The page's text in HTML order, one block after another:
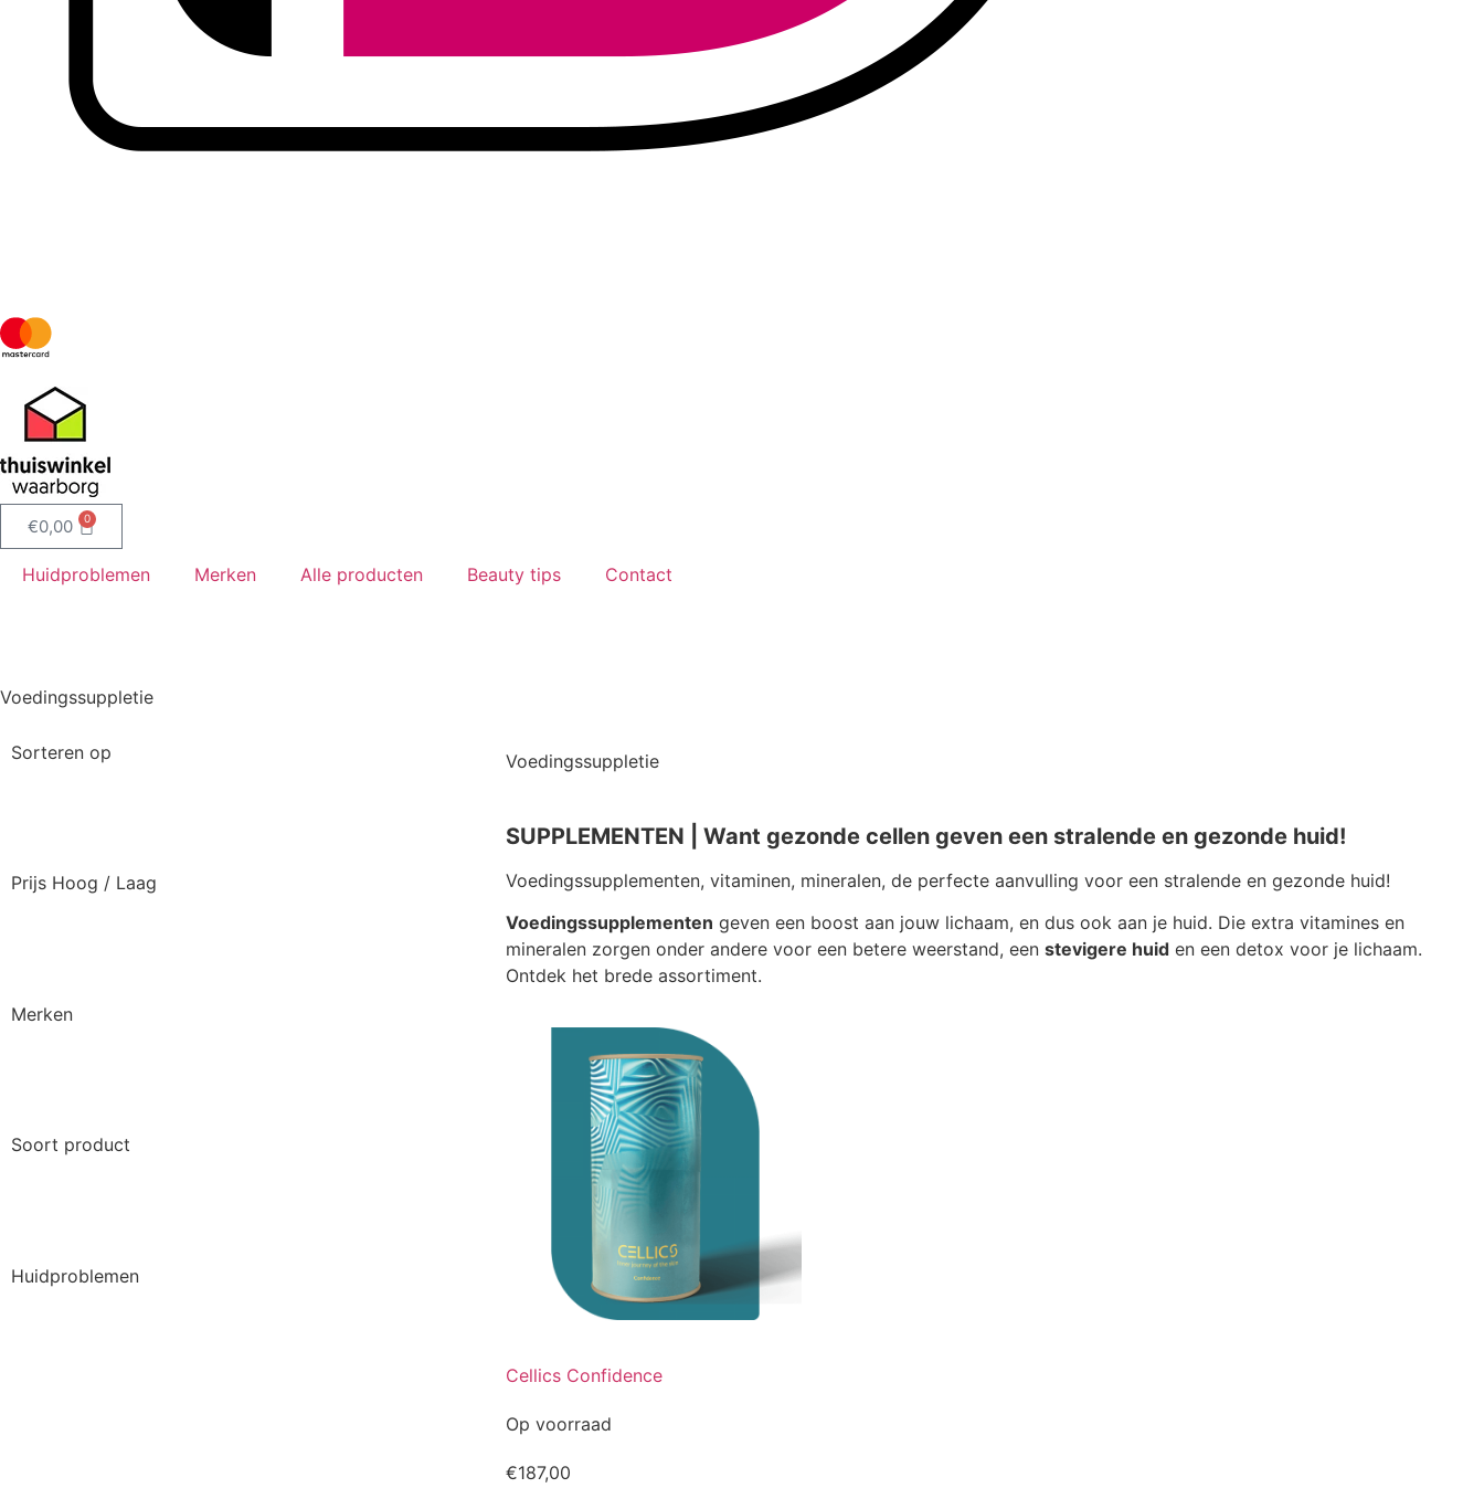
€0,00 0
Huidproblemen Merken Alle producten Beauty tips Contact
Voedingssuppletie
Sorteren op
Prijs Hoog / Laag
Merken
Soort product
Huidproblemen
Voedingssuppletie
SUPPLEMENTEN | Want gezonde cellen geven een stralende en gezonde huid!
Voedingssupplementen, vitaminen, mineralen, de perfecte aanvulling voor een stralende en gezonde huid!
Voedingssupplementen geven een boost aan jouw lichaam, en dus ook aan je huid. Die extra vitamines en
mineralen zorgen onder andere voor een betere weerstand, een stevigere huiden een detox voor je lichaam.
Ontdek het brede assortiment.
Cellics Confidence
Op voorraad
€187,00